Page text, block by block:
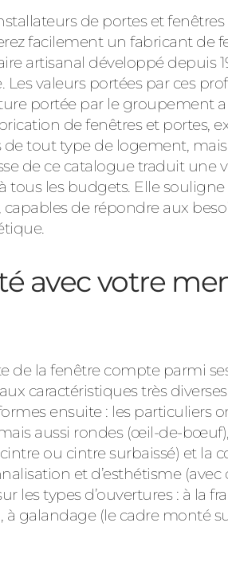
de portes et
facilement un fabricant de
artisanal développé depuis
valeurs portées par ces
portée par le groupement
de fenêtres et portes,
tout type de logement,
de ce catalogue traduit une
tous les budgets. Elle
de répondre aux
avec votre
de la fenêtre compte parmi
caractéristiques très
ensuite : les particuliers
aussi rondes (œil-de-
ou cintre surbaissé) et la
et d’esthétisme
types d’ouvertures : à la
à galandage (le cadre monté